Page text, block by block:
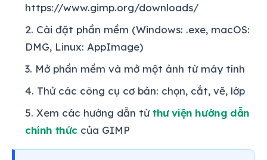
https://www.gimp.org/downloads/
Cài đặt phần mềm (Windows: .exe, macOS:
DMG, Linux: AppImage)
Mở phần mềm và mở một ảnh từ máy tính
Thử các công cụ cơ bản: chọn, cắt, vẽ, lớp
Xem các hướng dẫn từthư viện hướng dẫn
chính thức của GIMP